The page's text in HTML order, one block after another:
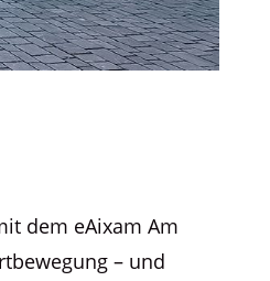
dem eAixam Am
– und